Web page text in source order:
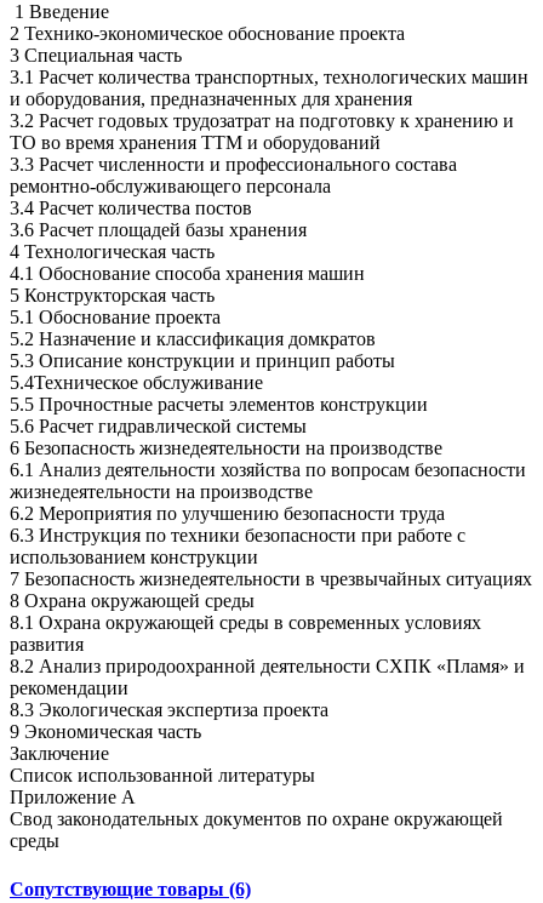
1 Введение
2 Технико-экономическое обоснование проекта
3 Специальная часть
3.1 Расчет количества транспортных, технологических машин
и оборудования, предназначенных для хранения
3.2 Расчет годовых трудозатрат на подготовку к хранению и
ТО во время хранения ТТМ и оборудований
3.3 Расчет численности и профессионального состава
ремонтно-обслуживающего персонала
3.4 Расчет количества постов
3.6 Расчет площадей базы хранения
4 Технологическая часть
4.1 Обоснование способа хранения машин
5 Конструкторская часть
5.1 Обоснование проекта
5.2 Назначение и классификация домкратов
5.3 Описание конструкции и принцип работы
5.4Техническое обслуживание
5.5 Прочностные расчеты элементов конструкции
5.6 Расчет гидравлической системы
6 Безопасность жизнедеятельности на производстве
6.1 Анализ деятельности хозяйства по вопросам безопасности
жизнедеятельности на производстве
6.2 Мероприятия по улучшению безопасности труда
6.3 Инструкция по техники безопасности при работе с
использованием конструкции
7 Безопасность жизнедеятельности в чрезвычайных ситуациях
8 Охрана окружающей среды
8.1 Охрана окружающей среды в современных условиях
развития
8.2 Анализ природоохранной деятельности СХПК «Пламя» и
рекомендации
8.3 Экологическая экспертиза проекта
9 Экономическая часть
Заключение
Список использованной литературы
Приложение А
Свод законодательных документов по охране окружающей
среды
Сопутствующие товары (6)